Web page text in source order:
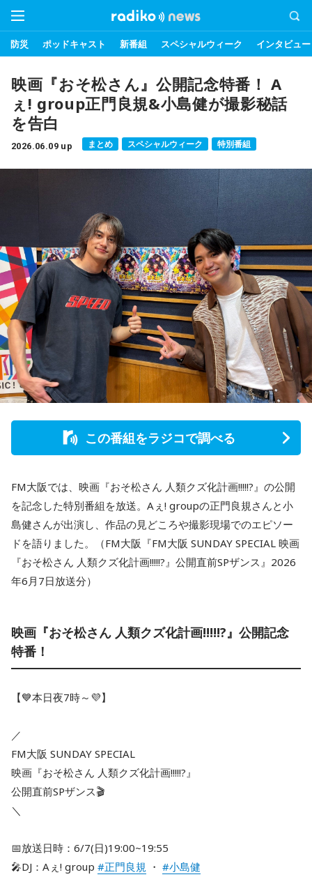
防災 ポッドキャスト 新番組 スペシャルウィーク インタビュー
映画『おそ松さん』公開記念特番！ A
ぇ! group正門良規&小島健が撮影秘話
を告白
2026.06.09 up まとめ スペシャルウィーク 特別番組
この番組をラジコで調べる
FM大阪では、映画『おそ松さん 人類クズ化計画!!!!!?』の公開
を記念した特別番組を放送。Aぇ! groupの正門良規さんと小
島健さんが出演し、作品の見どころや撮影現場でのエピソー
ドを語りました。（FM大阪『FM大阪 SUNDAY SPECIAL 映画
『おそ松さん 人類クズ化計画!!!!!?』公開直前SPザンス』2026
年6月7日放送分）
映画『おそ松さん 人類クズ化計画!!!!!?』公開記念
特番！
【💙本日夜7時～💜】
／
FM大阪 SUNDAY SPECIAL
映画『おそ松さん 人類クズ化計画!!!!!?』
公開直前SPザンス🎬
＼
📅放送日時：6/7(日)19:00~19:55
🎤DJ：Aぇ! group #正門良規 ・ #小島健